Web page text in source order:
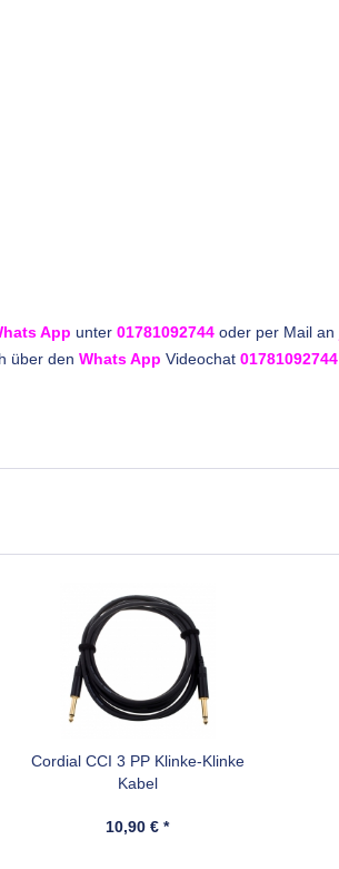
App unter 01781092744 oder per Mail an
über den Whats App Videochat 01781092744
Cordial CCI 3 PP Klinke-Klinke
Kabel
10,90 € *